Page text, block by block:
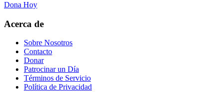
Dona Hoy
Acerca de
Sobre Nosotros
Contacto
Donar
Patrocinar un Día
Términos de Servicio
Política de Privacidad